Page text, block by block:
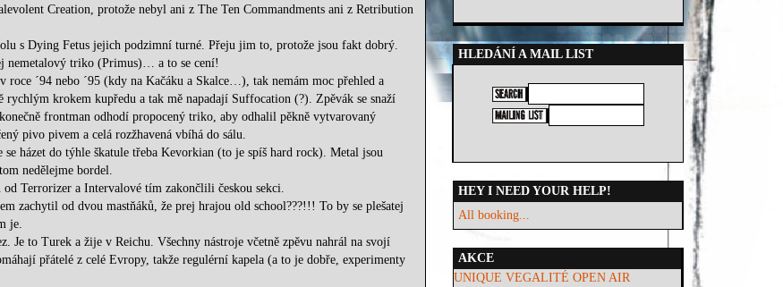
Creation, protože nebyl ani z The Ten Commandments ani z Retribution
s Dying Fetus jejich podzimní turné. Přeju jim to, protože jsou fakt dobrý.
nemetalový triko (Primus)… a to se cení!
´94 nebo ´95 (kdy na Kačáku a Skalce…), tak nemám moc přehled a
krokem kupředu a tak mě napadají Suffocation (?). Zpěvák se snaží
frontman odhodí propocený triko, aby odhalil pěkně vytvarovaný
pivo pivem a celá rozžhavená vbíhá do sálu.
házet do týhle škatule třeba Kevorkian (to je spíš hard rock). Metal jsou
nedělejme bordel.
Terrorizer a Intervalové tím zakončlili českou sekci.
zachytil od dvou mastňáků, že prej hrajou old school???!!! To by se plešatej
je.
Je to Turek a žije v Reichu. Všechny nástroje včetně zpěvu nahrál na svojí
přátelé z celé Evropy, takže regulérní kapela (a to je dobře, experimenty
HLEDÁNÍ A MAIL LIST
HEY I NEED YOUR HELP!
All booking...
AKCE
UNIQUE VEGALITÉ OPEN AIR